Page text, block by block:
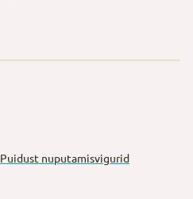
Puidust nuputamisvigurid